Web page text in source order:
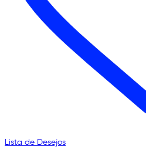
Lista de Desejos